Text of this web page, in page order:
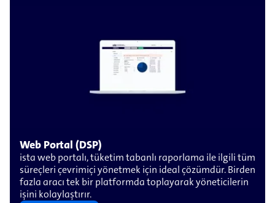
Web Portal (DSP)
ista web portalı, tüketim tabanlı raporlama ile ilgili tüm
süreçleri çevrimiçi yönetmek için ideal çözümdür. Birden
fazla aracı tek bir platformda toplayarak yöneticilerin
işini kolaylaştırır.